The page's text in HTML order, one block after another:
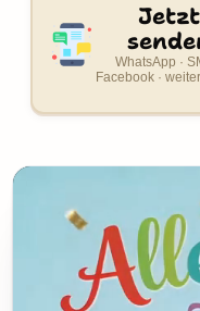
Jetzt
WhatsApp ·
Facebook ·